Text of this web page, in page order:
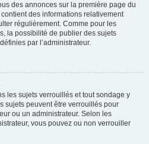
des annonces sur la première page du
des informations relativement
régulièrement. Comme pour les
la possibilité de publier des sujets
par l’administrateur.
les sujets verrouillés et tout sondage y
sujets peuvent être verrouillés pour
ou un administrateur. Selon les
vous pouvez ou non verrouiller